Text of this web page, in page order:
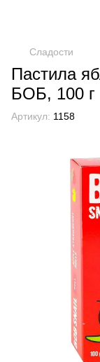
Сладости
Пастила
БОБ, 100 г
Артикул: 1158